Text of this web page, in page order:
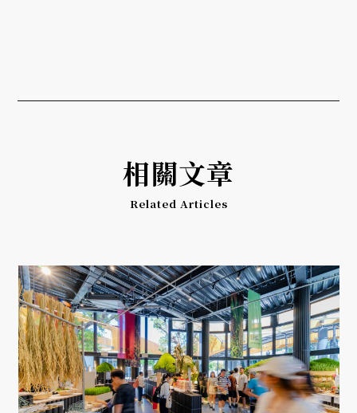
相關文章
Related Articles